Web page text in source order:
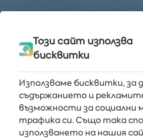
Получавайте последните
вашата
Този сайт използва
бисквитки
Използваме бисквитки, за
съдържанието и
възможности за социални
трафика си. Също така
използването на нашия